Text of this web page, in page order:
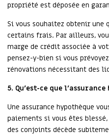
propriété est déposée en
Si vous souhaitez obtenir une
certains frais. Par ailleurs,
marge de crédit associée à
pensez-y-bien si vous
rénovations nécessitant des
5. Qu’est-ce que
Une assurance hypothèque
paiements si vous êtes
des conjoints décède